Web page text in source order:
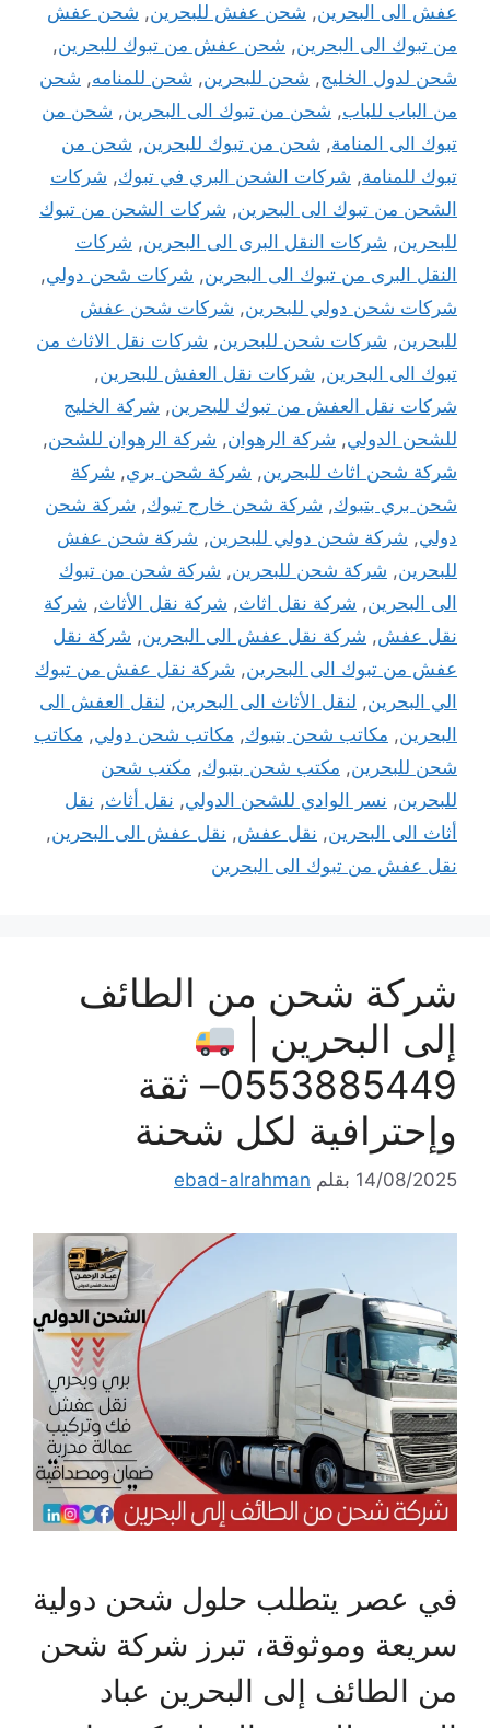
عفش الى البحرين, شحن عفش للبحرين, شحن عفش
من تبوك الى البحرين, شحن عفش من تبوك للبحرين,
شحن لدول الخليج, شحن للبحرين, شحن للمنامه, شحن
من الباب للباب, شحن من تبوك الى البحرين, شحن من
تبوك الى المنامة, شحن من تبوك للبحرين, شحن من
تبوك للمنامة, شركات الشحن البري في تبوك, شركات
الشحن من تبوك الى البحرين, شركات الشحن من تبوك
للبحرين, شركات النقل البرى الى البحرين, شركات
النقل البرى من تبوك الى البحرين, شركات شحن دولي,
شركات شحن دولي للبحرين, شركات شحن عفش
للبحرين, شركات شحن للبحرين, شركات نقل الاثاث من
تبوك الى البحرين, شركات نقل العفش للبحرين,
شركات نقل العفش من تبوك للبحرين, شركة الخليج
للشحن الدولي, شركة الرهوان, شركة الرهوان للشحن,
شركة شحن اثاث للبحرين, شركة شحن بري, شركة
شحن بري بتبوك, شركة شحن خارج تبوك, شركة شحن
دولي, شركة شحن دولي للبحرين, شركة شحن عفش
للبحرين, شركة شحن للبحرين, شركة شحن من تبوك
الى البحرين, شركة نقل اثاث, شركة نقل الأثاث, شركة
نقل عفش, شركة نقل عفش الى البحرين, شركة نقل
عفش من تبوك الى البحرين, شركة نقل عفش من تبوك
الي البحرين, لنقل الأثاث الى البحرين, لنقل العفش الى
البحرين, مكاتب شحن بتبوك, مكاتب شحن دولي, مكاتب
شحن للبحرين, مكتب شحن بتبوك, مكتب شحن
للبحرين, نسر الوادي للشحن الدولي, نقل أثاث, نقل
أثاث الى البحرين, نقل عفش, نقل عفش الى البحرين,
نقل عفش من تبوك الى البحرين
شركة شحن من الطائف
إلى البحرين |
0553885449– ثقة
وإحترافية لكل شحنة
14/08/2025 بقلم ebad-alrahman
في عصر يتطلب حلول شحن دولية
سريعة وموثوقة، تبرز شركة شحن
من الطائف إلى البحرين عباد